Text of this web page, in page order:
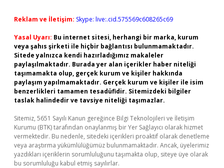
Reklam ve İletişim: Skype: live:.cid.575569c608265c69
Yasal Uyarı: Bu internet sitesi, herhangi bir marka, kurum
veya şahıs şirketi ile hiçbir bağlantısı bulunmamaktadır.
Sitede yalnızca kendi hazırladığımız makaleler
paylaşılmaktadır. Burada yer alan içerikler haber niteliği
taşımamakta olup, gerçek kurum ve kişiler hakkında
paylaşım yapılmamaktadır. Gerçek kurum ve kişiler ile isim
benzerlikleri tamamen tesadüfidir. Sitemizdeki bilgiler
taslak halindedir ve tavsiye niteliği taşımazlar.
Sitemiz, 5651 Sayılı Kanun gereğince Bilgi Teknolojileri ve İletişim
Kurumu (BTK) tarafından onaylanmış bir Yer Sağlayıcı olarak hizmet
vermektedir. Bu nedenle, sitedeki içerikleri proaktif olarak denetleme
veya araştırma yükümlülüğümüz bulunmamaktadır. Ancak, üyelerimiz
yazdıkları içeriklerin sorumluluğunu taşımakta olup, siteye üye olarak
bu sorumluluğu kabul etmiş sayılırlar.